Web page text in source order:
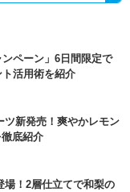
ペーン」6日間限定で
活用術を紹介
ツ新発売！爽やかレモン
底紹介
場！2層仕立てで和梨の